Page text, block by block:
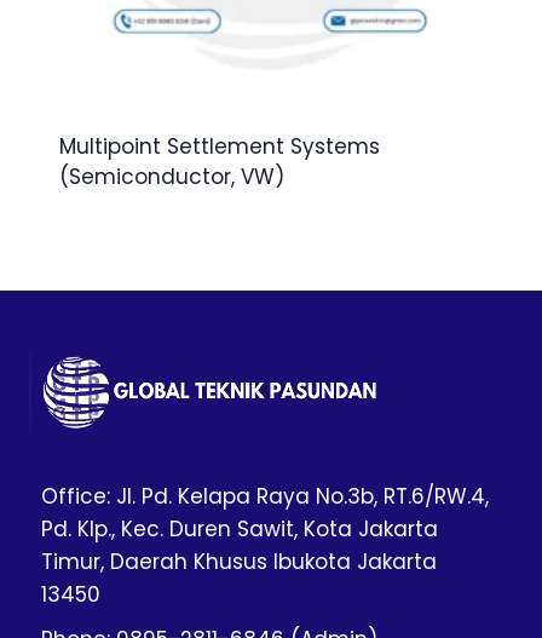
Multipoint Settlement Systems
(Semiconductor, VW)
Office: Jl. Pd. Kelapa Raya No.3b, RT.6/RW.4,
Pd. Klp., Kec. Duren Sawit, Kota Jakarta
Timur, Daerah Khusus Ibukota Jakarta
13450